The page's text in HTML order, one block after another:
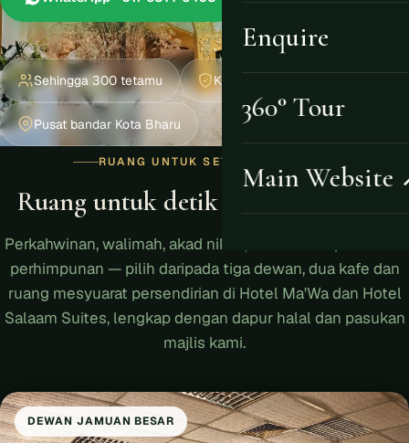
Enquire
360° Tour
Main Website
Sehingga 300 tetamu Katering halal dalaman
Pusat bandar Kota Bharu
RUANG UNTUK SETIAP MAJLIS
Ruang untuk detik yang bermakna.
Perkahwinan, walimah, akad nikah, seminar korporat atau
perhimpunan — pilih daripada tiga dewan, dua kafe dan
ruang mesyuarat persendirian di Hotel Ma'Wa dan Hotel
Salaam Suites, lengkap dengan dapur halal dan pasukan
majlis kami.
DEWAN JAMUAN BESAR